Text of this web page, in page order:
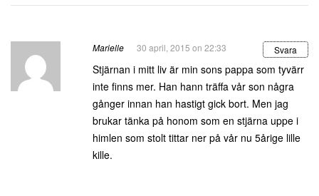
Marielle 30 april, 2015 on 22:33 Svara
Stjärnan i mitt liv är min sons pappa som tyvärr
inte finns mer. Han hann träffa vår son några
gånger innan han hastigt gick bort. Men jag
brukar tänka på honom som en stjärna uppe i
himlen som stolt tittar ner på vår nu 5årige lille
kille.